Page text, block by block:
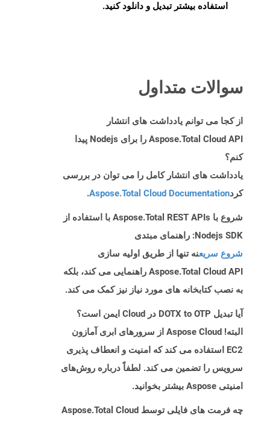
استفاده بیشتر تبدیل و دانلود کنید.
سوالات متداول
از کجا می توانم یادداشت های انتشار
Aspose.Total Cloud API را برای Nodejs پیدا
کنم؟
یادداشت های انتشار کامل را می توان در بررسی
کردAspose.Total Cloud Documentation
.
شروع با Aspose.Total REST APIs با استفاده از
Nodejs SDK: راهنمای مبتدی
شروع سریعنه تنها از طریق اولیه سازی
Aspose.Total Cloud API راهنمایی می کند، بلکه
به نصب کتابخانه های مورد نیاز نیز کمک می کند.
آیا تبدیل DOTX to OTP در Cloud ایمن است؟
البته! Aspose Cloud از سرورهای ابری آمازون
EC2 استفاده می کند که امنیت و انعطاف پذیری
سرویس را تضمین می کند. لطفاً درباره روش‌های
امنیتی Aspose بیشتر بخوانید.
چه فرمت های فایلی توسط Aspose.Total Cloud